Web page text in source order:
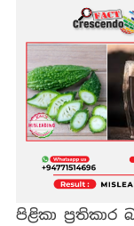
පිළිකා